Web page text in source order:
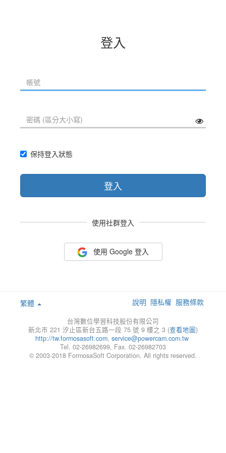
登入
保持登入狀態
登入
使用社群登入
使用 Google 登入
繁體 說明 隱私權 服務條款
台灣數位學習科技股份有限公司
新北市 221 汐止區新台五路一段 75 號 9 樓之 3 (查看地圖)
http://tw.formosasoft.com, service@powercam.com.tw
Tel. 02-26982699, Fax. 02-26982703
© 2003-2018 FormosaSoft Corporation. All rights reserved.